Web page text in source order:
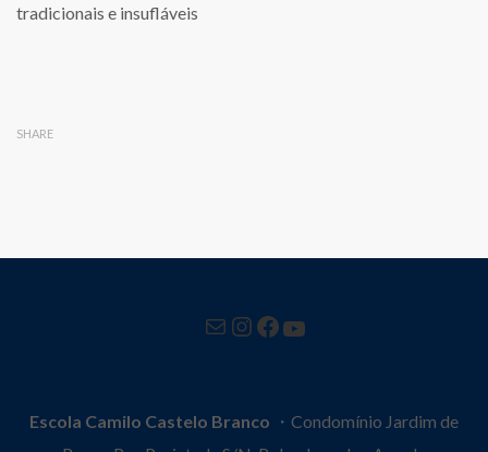
tradicionais e insufláveis
SHARE
MailInstagram
Facebook
YouTube
Escola Camilo Castelo Branco ・Condomínio Jardim de